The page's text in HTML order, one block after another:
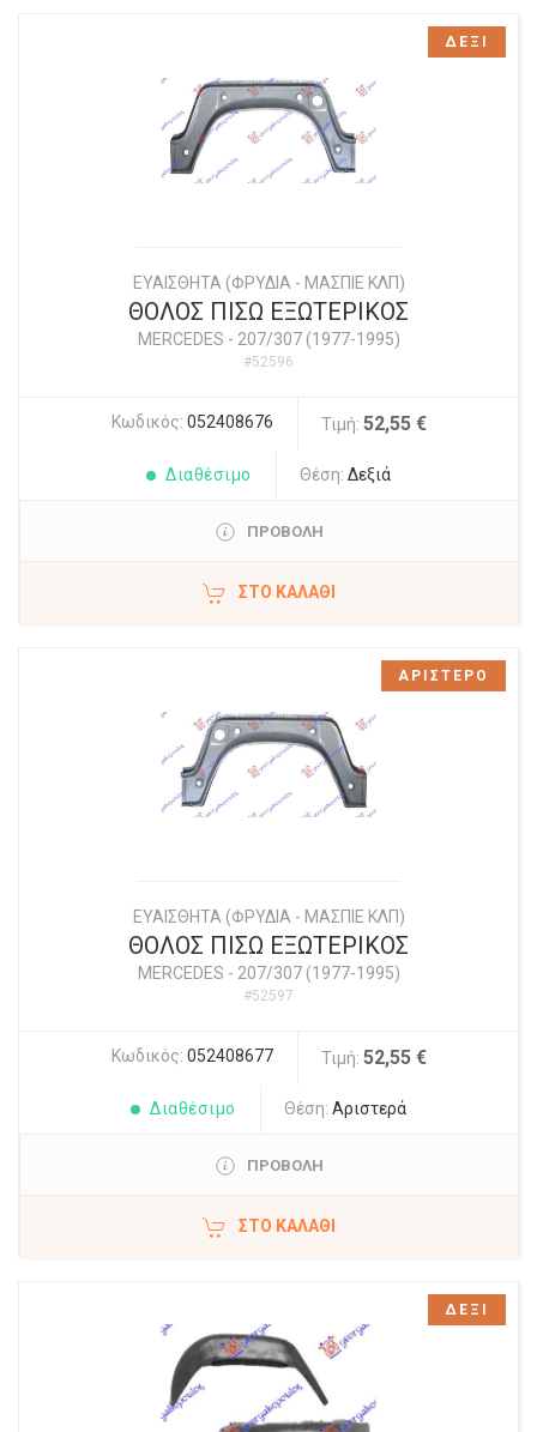
ΕΥΑΙΣΘΗΤΑ (ΦΡΥΔΙΑ - ΜΑΣΠΙΕ ΚΛΠ)
ΘΟΛΟΣ ΠΙΣΩ ΕΞΩΤΕΡΙΚΟΣ
MERCEDES - 207/307 (1977-1995)
#52596
Κωδικός: 052408676 Τιμή: 52,55 €
Διαθέσιμο Θέση: Δεξιά
ΠΡΟΒΟΛΗ
ΣΤΟ ΚΑΛΆΘΙ
ΔΕΞΙ
ΕΥΑΙΣΘΗΤΑ (ΦΡΥΔΙΑ - ΜΑΣΠΙΕ ΚΛΠ)
ΘΟΛΟΣ ΠΙΣΩ ΕΞΩΤΕΡΙΚΟΣ
MERCEDES - 207/307 (1977-1995)
#52597
Κωδικός: 052408677 Τιμή: 52,55 €
Διαθέσιμο Θέση: Αριστερά
ΠΡΟΒΟΛΗ
ΣΤΟ ΚΑΛΆΘΙ
ΑΡΙΣΤΕΡΟ
ΔΕΞΙ